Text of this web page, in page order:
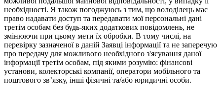
необхідності. Я також погоджуюсь з тим, що володілець має
право надавати доступ та передавати мої персональні дані
третім особам без будь-яких додаткових повідомлень, не
змінюючи при цьому мети їх обробки. В тому числі, на
перевірку зазначеної в даній Заявці інформації та не заперечую
про передачу для можливого необхідного з'ясування даної
інформації третім особам, під якими розумію: фінансові
установи, колекторські компанії, оператори мобільного та
поштового зв’язку, інші фізичні та/або юридичні особи.